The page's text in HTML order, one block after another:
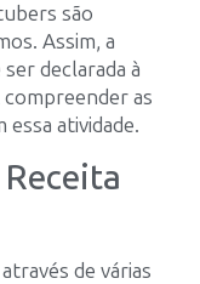
são
Assim, a
declarada à
as
atividade.
de várias